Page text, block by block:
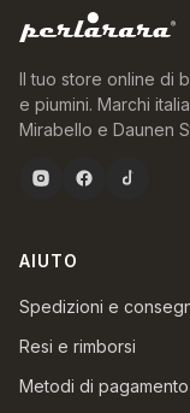
Il tuo store online di
e piumini. Marchi
Mirabello e Daunen
AIUTO
Spedizioni e
Resi e rimborsi
Metodi di pagamento